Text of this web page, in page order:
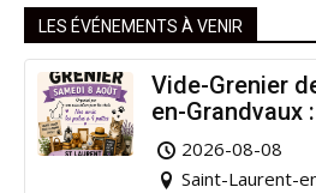
LES ÉVÉNEMENTS À VENIR
Vide-Grenier
en-Grandvaux
pour la bonne
2026-08-08
Saint-Laurent-